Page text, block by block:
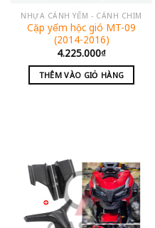
NHỰA CÁNH YẾM - CÁNH CHIM
Cặp yếm hộc gió MT-09
(2014-2016)
4.225.000₫
THÊM VÀO GIỎ HÀNG